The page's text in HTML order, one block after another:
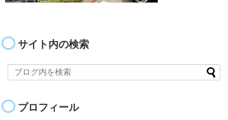
サイト内の検索
プロフィール